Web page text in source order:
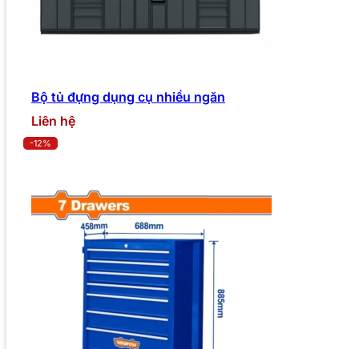
Bộ tủ đựng dụng cụ nhiều ngăn
Liên hệ
-12%